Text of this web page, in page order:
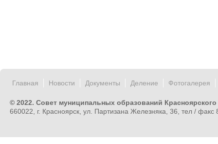
Главная Новости Документы Деление Фотогалерея
© 2022. Совет муниципальных образований Красноярского
660022, г. Красноярск, ул. Партизана Железняка, 36, тел /